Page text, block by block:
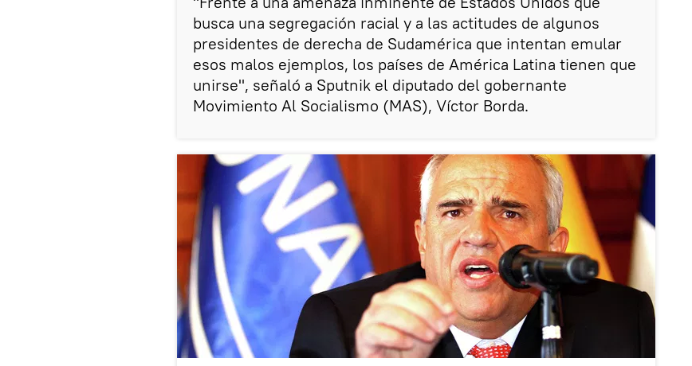
busca una segregación racial y a las actitudes de algunos
presidentes de derecha de Sudamérica que intentan emular
esos malos ejemplos, los países de América Latina tienen que
unirse", señaló a Sputnik el diputado del gobernante
Movimiento Al Socialismo (MAS), Víctor Borda.